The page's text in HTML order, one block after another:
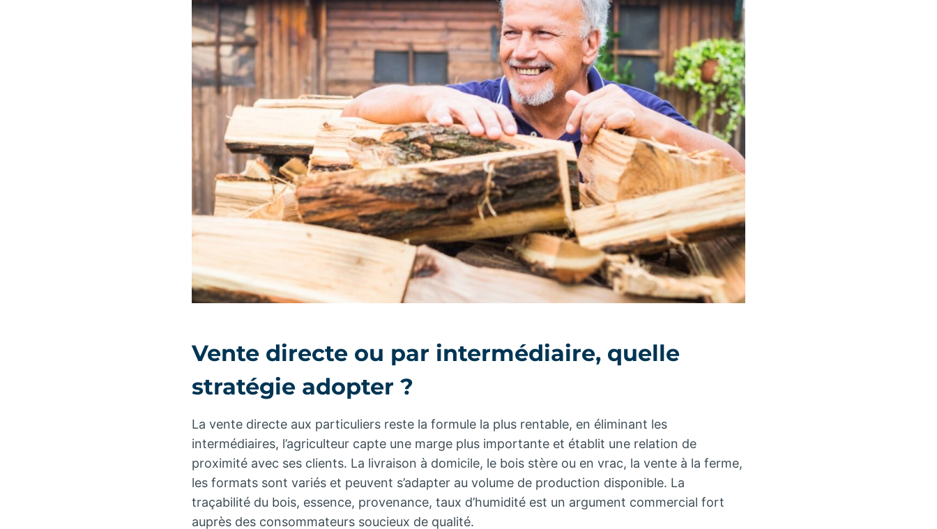
Vente directe ou par intermédiaire, quelle
stratégie adopter ?
La vente directe aux particuliers reste la formule la plus rentable, en éliminant les
intermédiaires, l’agriculteur capte une marge plus importante et établit une relation de
proximité avec ses clients. La livraison à domicile, le bois stère ou en vrac, la vente à la ferme,
les formats sont variés et peuvent s’adapter au volume de production disponible. La
traçabilité du bois, essence, provenance, taux d’humidité est un argument commercial fort
auprès des consommateurs soucieux de qualité.